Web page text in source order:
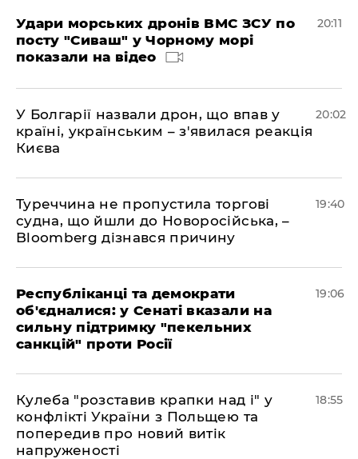
Удари морських дронів ВМС ЗСУ по
посту "Сиваш" у Чорному морі
показали на відео
20:11
У Болгарії назвали дрон, що впав у
країні, українським – з'явилася реакція
Києва
20:02
Туреччина не пропустила торгові
судна, що йшли до Новоросійська, –
Bloomberg дізнався причину
19:40
Республіканці та демократи
об'єдналися: у Сенаті вказали на
сильну підтримку "пекельних
санкцій" проти Росії
19:06
Кулеба "розставив крапки над і" у
конфлікті України з Польщею та
попередив про новий витік
напруженості
18:55